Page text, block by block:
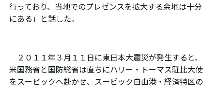
行っており、当地でのプレゼンスを拡大する余地は十分
にある」と話した。
２０１１年３月１１日に東日本大震災が発生すると、
米国務省と国防総省は直ちにハリー・トーマス駐比大使
をスービックへ赴かせ、スービック自由港・経済特区の